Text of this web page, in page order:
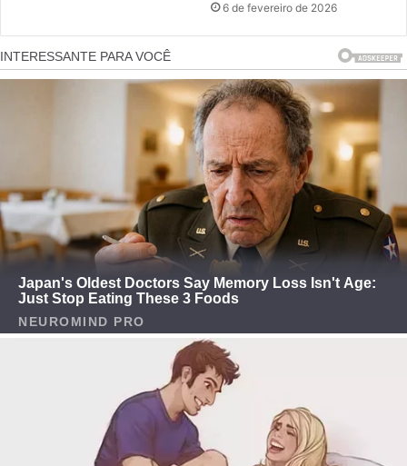
6 de fevereiro de 2026